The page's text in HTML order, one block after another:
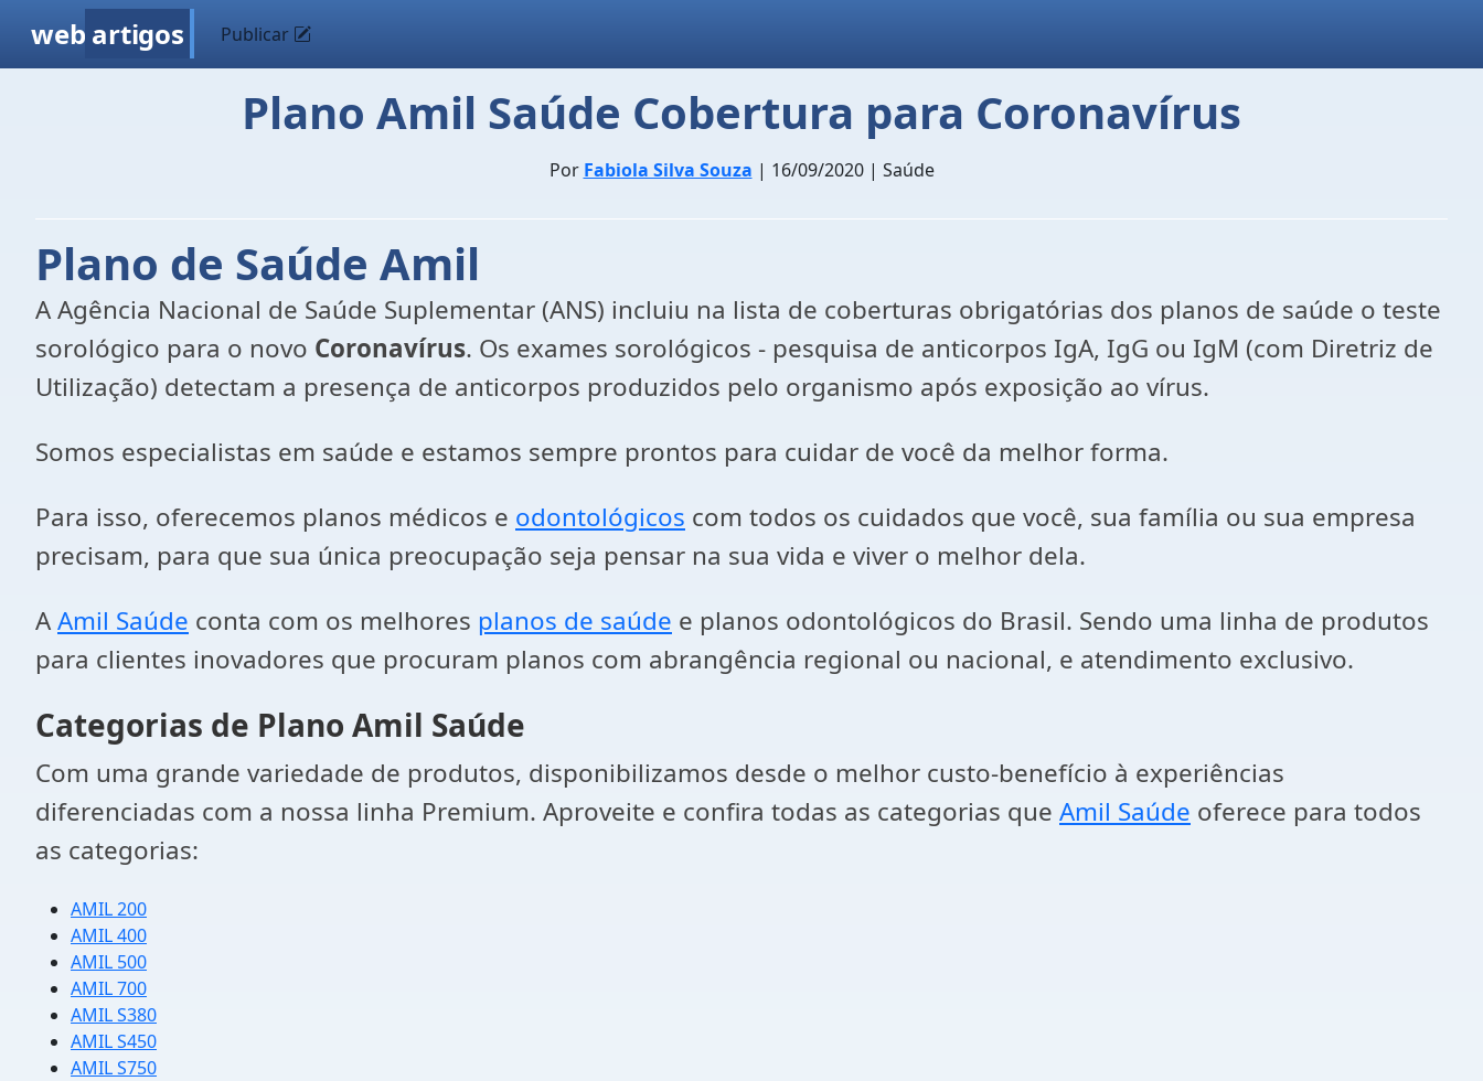
web artigos Publicar
Plano Amil Saúde Cobertura para Coronavírus
Por Fabiola Silva Souza | 16/09/2020 | Saúde
Plano de Saúde Amil
A Agência Nacional de Saúde Suplementar (ANS) incluiu na lista de coberturas obrigatórias dos planos de saúde o teste
sorológico para o novo Coronavírus. Os exames sorológicos - pesquisa de anticorpos IgA, IgG ou IgM (com Diretriz de
Utilização) detectam a presença de anticorpos produzidos pelo organismo após exposição ao vírus.
Somos especialistas em saúde e estamos sempre prontos para cuidar de você da melhor forma.
Para isso, oferecemos planos médicos e odontológicos com todos os cuidados que você, sua família ou sua empresa
precisam, para que sua única preocupação seja pensar na sua vida e viver o melhor dela.
AAmil Saúde conta com os melhores planos de saúde e planos odontológicos do Brasil. Sendo uma linha de produtos
para clientes inovadores que procuram planos com abrangência regional ou nacional, e atendimento exclusivo.
Categorias de Plano Amil Saúde
Com uma grande variedade de produtos, disponibilizamos desde o melhor custo-benefício à experiências
diferenciadas com a nossa linha Premium. Aproveite e confira todas as categorias que Amil Saúde oferece para todos
as categorias:
AMIL 200
AMIL 400
AMIL 500
AMIL 700
AMIL S380
AMIL S450
AMIL S750